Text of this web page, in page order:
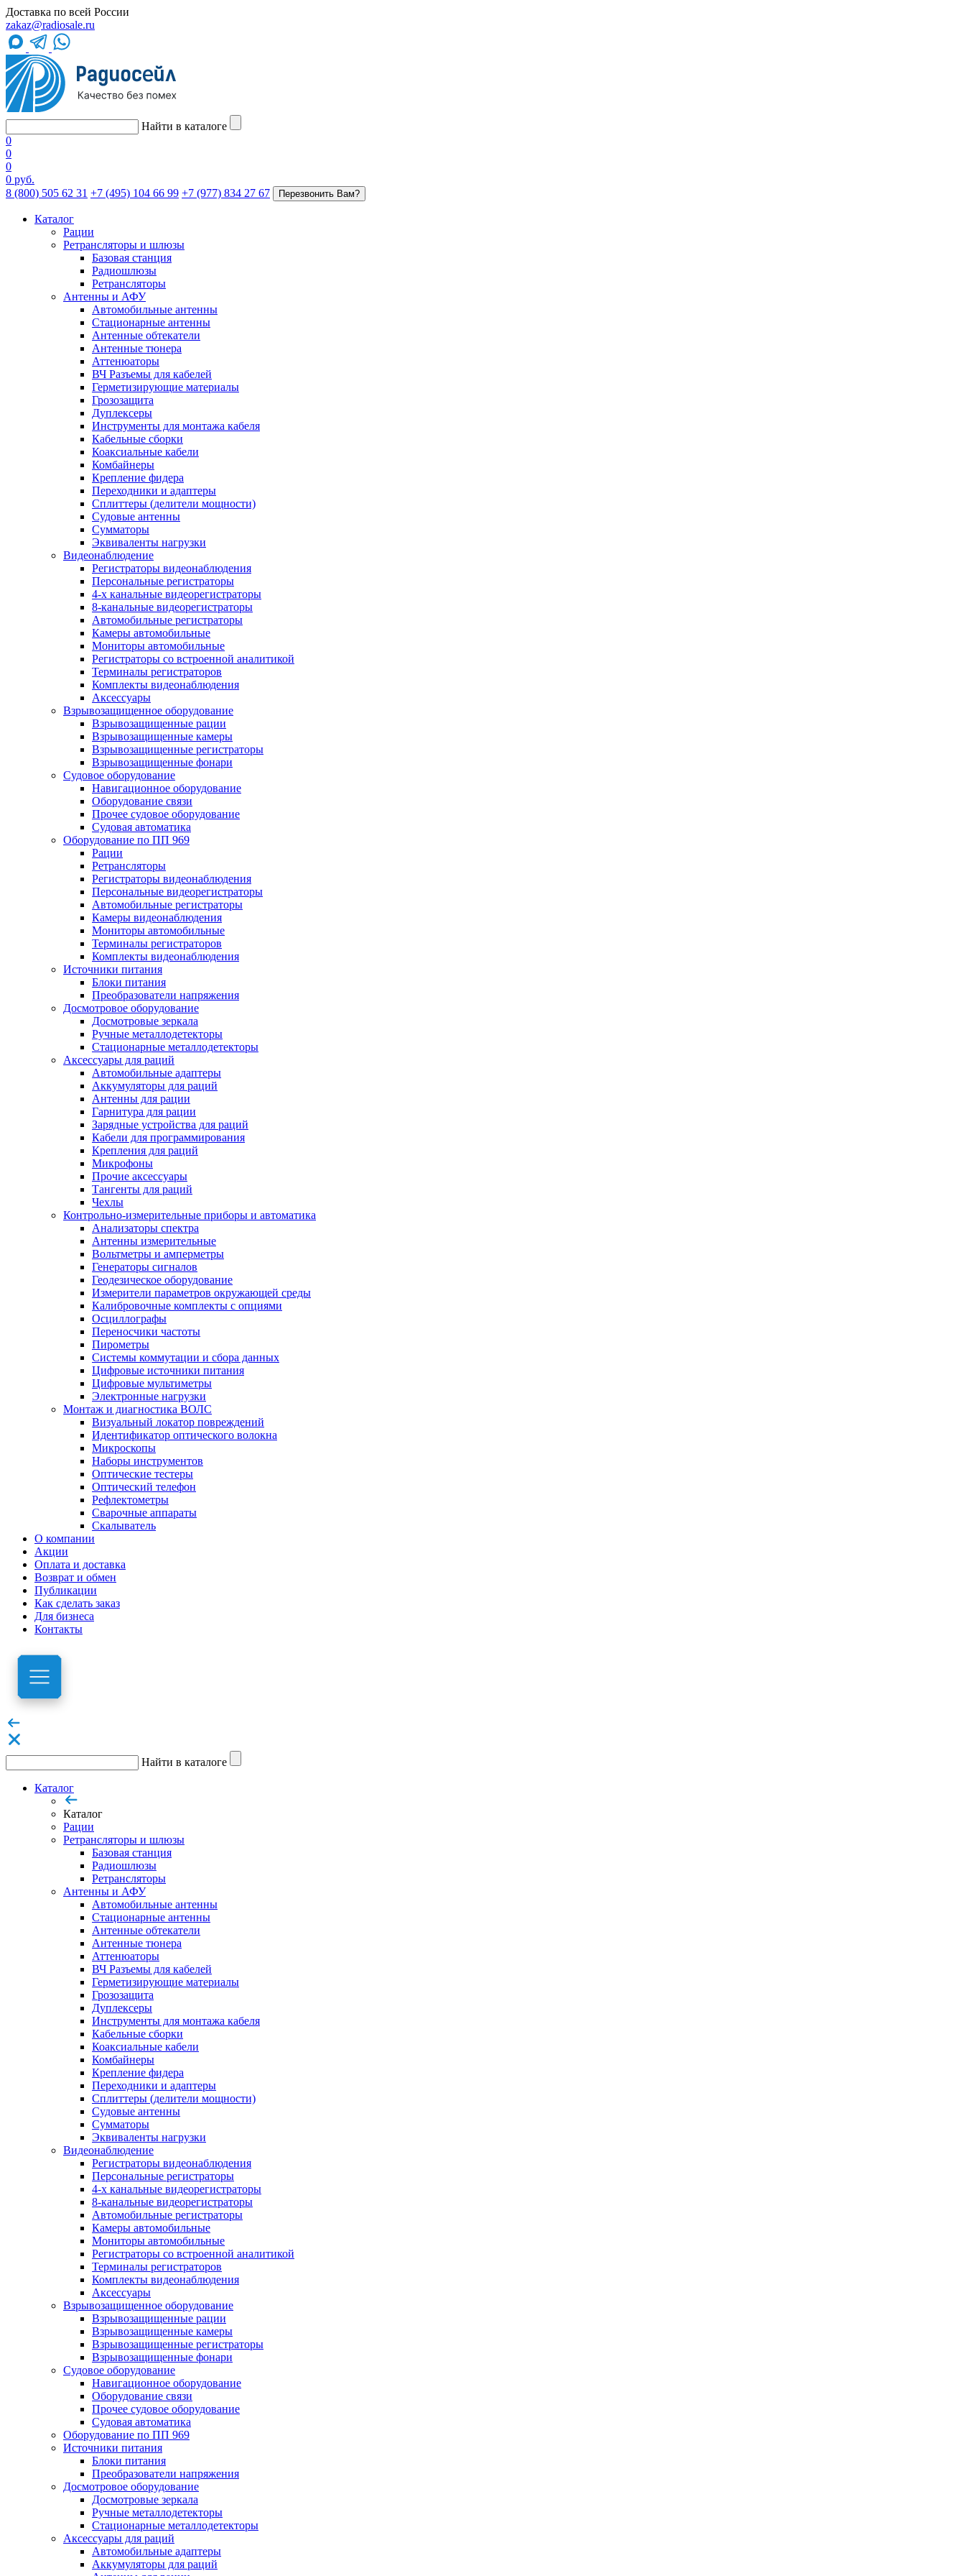
Доставка по всей России
zakaz@radiosale.ru
Найти в каталоге
0
0
0
0 руб.
8 (800) 505 62 31 +7 (495) 104 66 99 +7 (977) 834 27 67 Перезвонить Вам?
Каталог
Рации
Ретрансляторы и шлюзы
Базовая станция
Радиошлюзы
Ретрансляторы
Антенны и АФУ
Автомобильные антенны
Стационарные антенны
Антенные обтекатели
Антенные тюнера
Аттенюаторы
ВЧ Разъемы для кабелей
Герметизирующие материалы
Грозозащита
Дуплексеры
Инструменты для монтажа кабеля
Кабельные сборки
Коаксиальные кабели
Комбайнеры
Крепление фидера
Переходники и адаптеры
Сплиттеры (делители мощности)
Судовые антенны
Сумматоры
Эквиваленты нагрузки
Видеонаблюдение
Регистраторы видеонаблюдения
Персональные регистраторы
4-х канальные видеорегистраторы
8-канальные видеорегистраторы
Автомобильные регистраторы
Камеры автомобильные
Мониторы автомобильные
Регистраторы со встроенной аналитикой
Терминалы регистраторов
Комплекты видеонаблюдения
Аксессуары
Взрывозащищенное оборудование
Взрывозащищенные рации
Взрывозащищенные камеры
Взрывозащищенные регистраторы
Взрывозащищенные фонари
Судовое оборудование
Навигационное оборудование
Оборудование связи
Прочее судовое оборудование
Судовая автоматика
Оборудование по ПП 969
Рации
Ретрансляторы
Регистраторы видеонаблюдения
Персональные видеорегистраторы
Автомобильные регистраторы
Камеры видеонаблюдения
Мониторы автомобильные
Терминалы регистраторов
Комплекты видеонаблюдения
Источники питания
Блоки питания
Преобразователи напряжения
Досмотровое оборудование
Досмотровые зеркала
Ручные металлодетекторы
Стационарные металлодетекторы
Аксессуары для раций
Автомобильные адаптеры
Аккумуляторы для раций
Антенны для рации
Гарнитура для рации
Зарядные устройства для раций
Кабели для программирования
Крепления для раций
Микрофоны
Прочие аксессуары
Тангенты для раций
Чехлы
Контрольно-измерительные приборы и автоматика
Анализаторы спектра
Антенны измерительные
Вольтметры и амперметры
Генераторы сигналов
Геодезическое оборудование
Измерители параметров окружающей среды
Калибровочные комплекты с опциями
Осциллографы
Переносчики частоты
Пирометры
Системы коммутации и сбора данных
Цифровые источники питания
Цифровые мультиметры
Электронные нагрузки
Монтаж и диагностика ВОЛС
Визуальный локатор повреждений
Идентификатор оптического волокна
Микроскопы
Наборы инструментов
Оптические тестеры
Оптический телефон
Рефлектометры
Сварочные аппараты
Скалыватель
О компании
Акции
Оплата и доставка
Возврат и обмен
Публикации
Как сделать заказ
Для бизнеса
Контакты
Найти в каталоге
Каталог
Каталог
Рации
Ретрансляторы и шлюзы
Базовая станция
Радиошлюзы
Ретрансляторы
Антенны и АФУ
Автомобильные антенны
Стационарные антенны
Антенные обтекатели
Антенные тюнера
Аттенюаторы
ВЧ Разъемы для кабелей
Герметизирующие материалы
Грозозащита
Дуплексеры
Инструменты для монтажа кабеля
Кабельные сборки
Коаксиальные кабели
Комбайнеры
Крепление фидера
Переходники и адаптеры
Сплиттеры (делители мощности)
Судовые антенны
Сумматоры
Эквиваленты нагрузки
Видеонаблюдение
Регистраторы видеонаблюдения
Персональные регистраторы
4-х канальные видеорегистраторы
8-канальные видеорегистраторы
Автомобильные регистраторы
Камеры автомобильные
Мониторы автомобильные
Регистраторы со встроенной аналитикой
Терминалы регистраторов
Комплекты видеонаблюдения
Аксессуары
Взрывозащищенное оборудование
Взрывозащищенные рации
Взрывозащищенные камеры
Взрывозащищенные регистраторы
Взрывозащищенные фонари
Судовое оборудование
Навигационное оборудование
Оборудование связи
Прочее судовое оборудование
Судовая автоматика
Оборудование по ПП 969
Источники питания
Блоки питания
Преобразователи напряжения
Досмотровое оборудование
Досмотровые зеркала
Ручные металлодетекторы
Стационарные металлодетекторы
Аксессуары для раций
Автомобильные адаптеры
Аккумуляторы для раций